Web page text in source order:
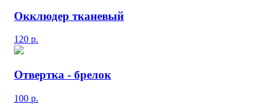
Окклюдер тканевый
120 р.
Отвертка - брелок
100 р.